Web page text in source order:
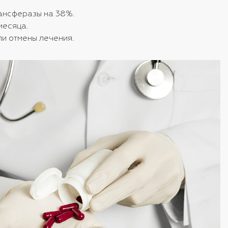
на 38%.
отмены лечения.